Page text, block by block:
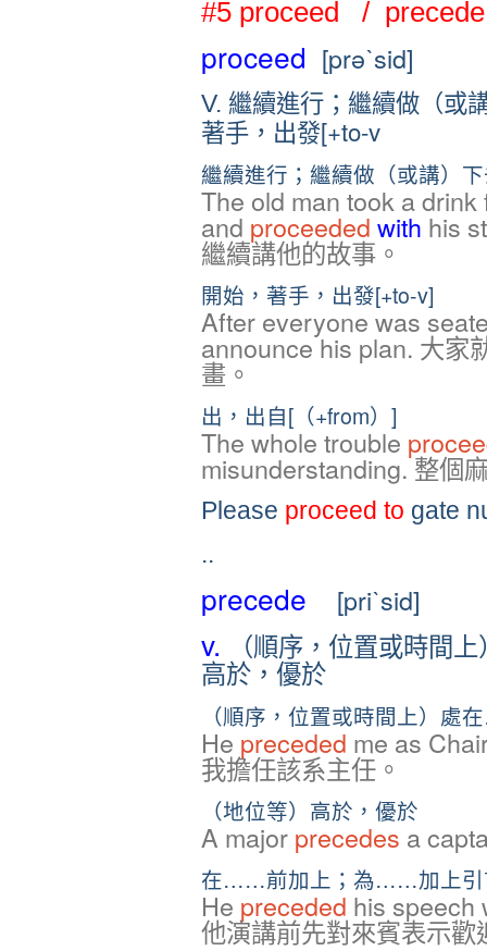
#5 proceed / precede
proceed [prəˋsid]
V. 繼續進行；繼續做（或
著手，出發[+to-v
繼續進行；繼續做（或講）
The old man took a
and proceeded with his
繼續講他的故事。
開始，著手，出發[+to-v]
After everyone was
announce his plan. 大家
畫。
出，出自[（+from）]
The whole trouble
misunderstanding. 整個
Please proceed to gate
..
precede [priˋsid]
v. （順序，位置或時間
高於，優於
（順序，位置或時間上）
He preceded me as
我擔任該系主任。
（地位等）高於，優於
A major precedes a
在……前加上；為……加上引
He preceded his speech
他演講前先對來賓表示歡